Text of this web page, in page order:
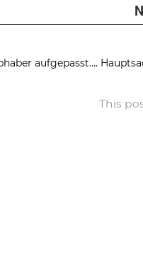
aufgepasst….
This